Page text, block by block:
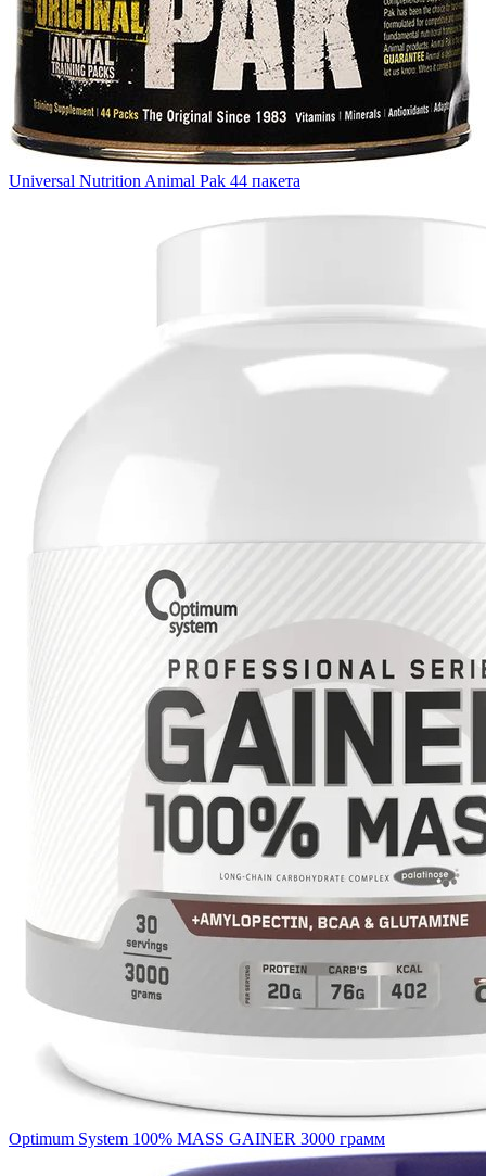
Universal Nutrition Animal Pak 44 пакета
Optimum System 100% MASS GAINER 3000 грамм